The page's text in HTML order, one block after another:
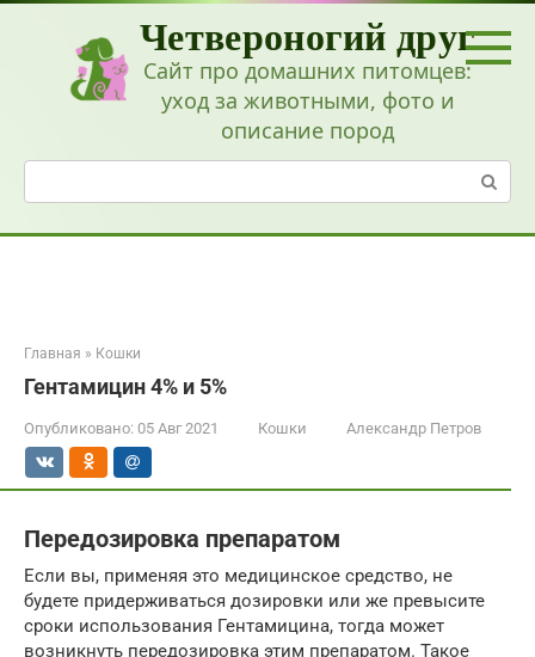
Перейти
Четвероногий друг
Сайт про домашних питомцев:
уход за животными, фото и
описание пород
Поиск:
Главная » Кошки
Гентамицин 4% и 5%
Опубликовано: 05 Авг 2021 Кошки Александр Петров
Передозировка препаратом
Если вы, применяя это медицинское средство, не
будете придерживаться дозировки или же превысите
сроки использования Гентамицина, тогда может
возникнуть передозировка этим препаратом. Такое